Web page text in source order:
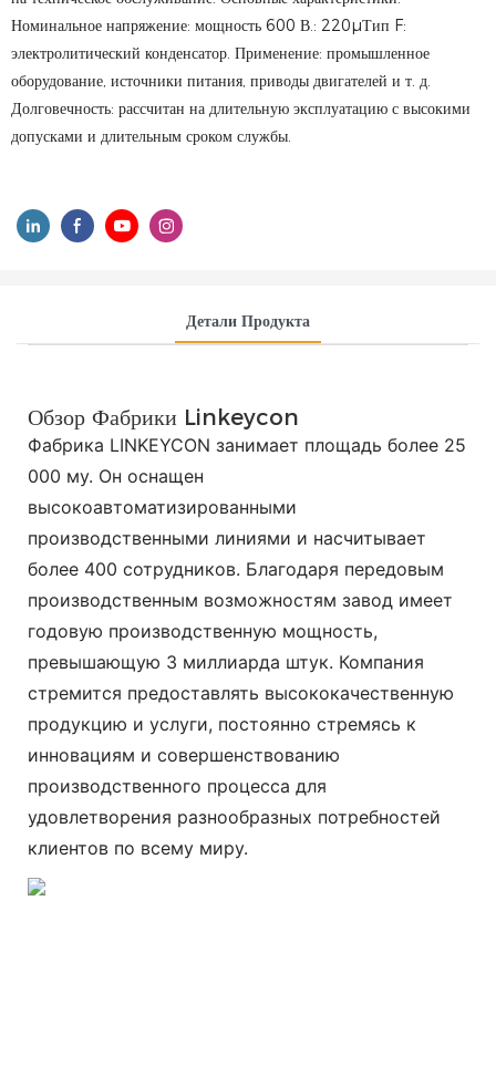
Номинальное напряжение: мощность 600 В.: 220µТип F:
электролитический конденсатор. Применение: промышленное
оборудование, источники питания, приводы двигателей и т. д.
Долговечность: рассчитан на длительную эксплуатацию с высокими
допусками и длительным сроком службы.
Детали Продукта
Обзор Фабрики Linkeycon
Фабрика LINKEYCON занимает площадь более 25
000 му. Он оснащен
высокоавтоматизированными
производственными линиями и насчитывает
более 400 сотрудников. Благодаря передовым
производственным возможностям завод имеет
годовую производственную мощность,
превышающую 3 миллиарда штук. Компания
стремится предоставлять высококачественную
продукцию и услуги, постоянно стремясь к
инновациям и совершенствованию
производственного процесса для
удовлетворения разнообразных потребностей
клиентов по всему миру.